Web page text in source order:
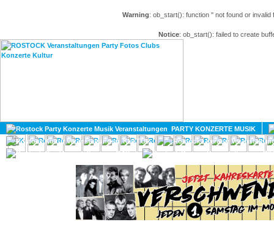
Warning: ob_start(): function '' not found or
Notice: ob_start(): failed to create
PARTY KONZERTE MUSIK
KULTUR
GAY